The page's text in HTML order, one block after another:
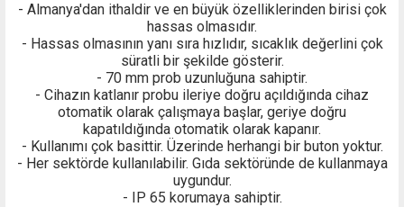
- Almanya'dan ithaldir ve en büyük özelliklerinden birisi çok
hassas olmasıdır.
- Hassas olmasının yanı sıra hızlıdır, sıcaklık değerlini çok
süratli bir şekilde gösterir.
- 70 mm prob uzunluğuna sahiptir.
- Cihazın katlanır probu ileriye doğru açıldığında cihaz
otomatik olarak çalışmaya başlar, geriye doğru
kapatıldığında otomatik olarak kapanır.
- Kullanımı çok basittir. Üzerinde herhangi bir buton yoktur.
- Her sektörde kullanılabilir. Gıda sektöründe de kullanmaya
uygundur.
- IP 65 korumaya sahiptir.